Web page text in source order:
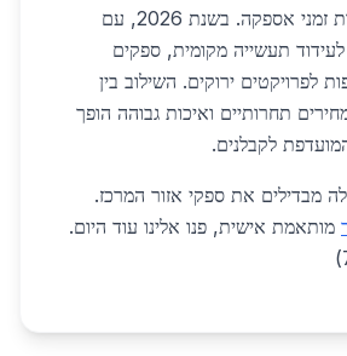
תלות ביבוא ומקצרת זמני אספקה. בשנת 2026, עם
תעשייה מקומית, ספקים
לפרויקטים ירוקים. השילוב בין
תחרותיים ואיכות גבוהה הופך
לקבלנים.
מבדילים את ספקי אזור המרכז.
מותאמת אישית, פנו אלינו עוד היום.